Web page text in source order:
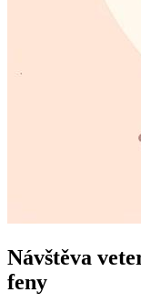
Návštěva
feny